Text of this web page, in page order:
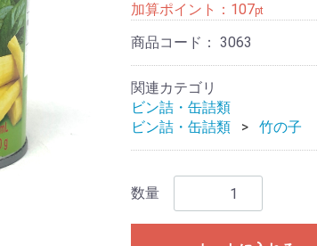
加算ポイント： 107pt
商品コード： 3063
関連カテゴリ
ビン詰・缶詰類
ビン詰・缶詰類
竹の子
数量